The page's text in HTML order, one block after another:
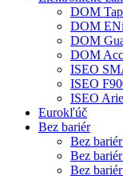
DOM
DOM
DOM
DOM
ISEO
ISEO
ISEO
Eurokľúč
Bez bariér
Bez
Bez
Bez